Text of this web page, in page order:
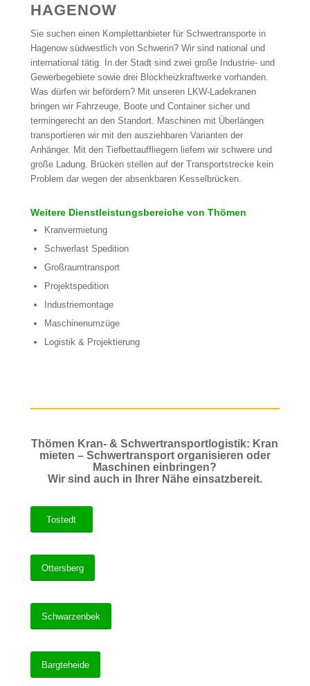
HAGENOW
Sie suchen einen Komplettanbieter für Schwertransporte in
Hagenow südwestlich von Schwerin? Wir sind national und
international tätig. In der Stadt sind zwei große Industrie- und
Gewerbegebiete sowie drei Blockheizkraftwerke vorhanden.
Was dürfen wir befördern? Mit unseren LKW-Ladekranen
bringen wir Fahrzeuge, Boote und Container sicher und
termingerecht an den Standort. Maschinen mit Überlängen
transportieren wir mit den ausziehbaren Varianten der
Anhänger. Mit den Tiefbettauffliegern liefern wir schwere und
große Ladung. Brücken stellen auf der Transportstrecke kein
Problem dar wegen der absenkbaren Kesselbrücken.
Weitere Dienstleistungsbereiche von Thömen
Kranvermietung
Schwerlast Spedition
Großraumtransport
Projektspedition
Industriemontage
Maschinenumzüge
Logistik & Projektierung
Thömen Kran- & Schwertransportlogistik: Kran
mieten – Schwertransport organisieren oder
Maschinen einbringen?
Wir sind auch in Ihrer Nähe einsatzbereit.
Tostedt
Ottersberg
Schwarzenbek
Bargteheide